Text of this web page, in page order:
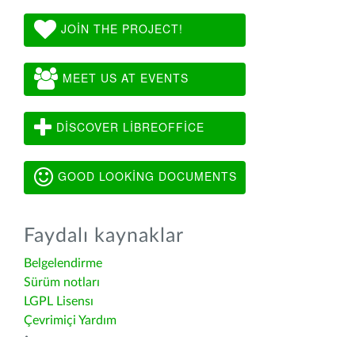
JOIN THE PROJECT!
MEET US AT EVENTS
DISCOVER LIBREOFFICE
GOOD LOOKING DOCUMENTS
Faydalı kaynaklar
Belgelendirme
Sürüm notları
LGPL Lisensı
Çevrimiçi Yardım